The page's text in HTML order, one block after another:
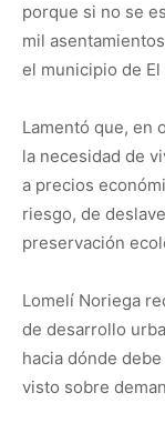
porque si no se
mil
el municipio de El
Lamentó que, en
la necesidad de
a precios
riesgo, de
preservación
Lomelí Noriega
de desarrollo
hacia dónde
visto sobre